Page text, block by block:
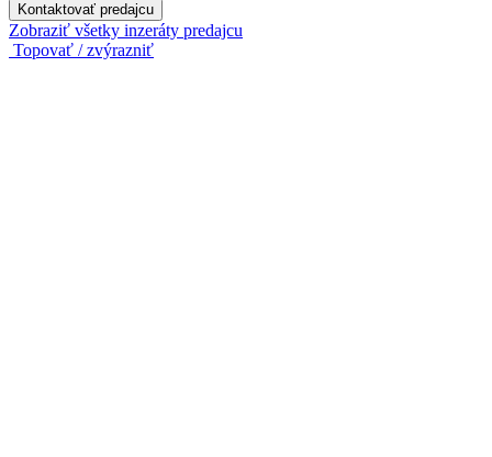
Kontaktovať predajcu
Zobraziť všetky inzeráty predajcu
Topovať / zvýrazniť